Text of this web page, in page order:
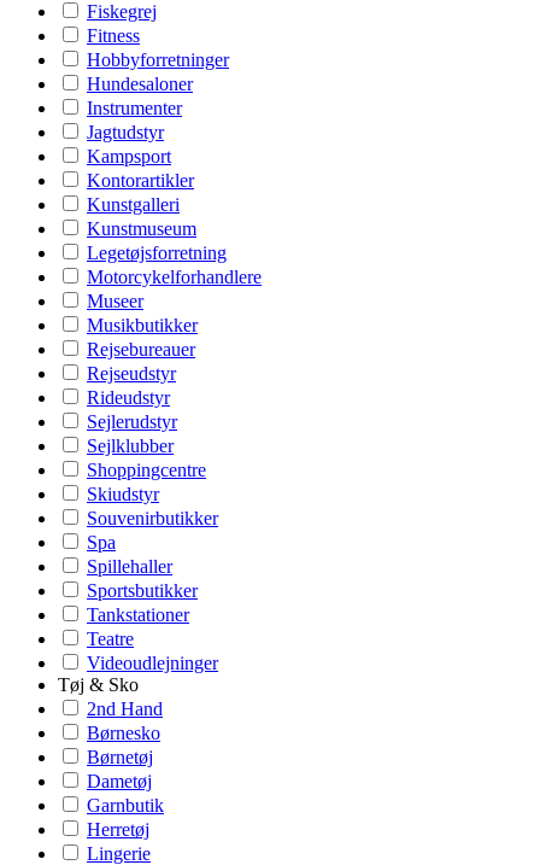
Fiskegrej
Fitness
Hobbyforretninger
Hundesaloner
Instrumenter
Jagtudstyr
Kampsport
Kontorartikler
Kunstgalleri
Kunstmuseum
Legetøjsforretning
Motorcykelforhandlere
Museer
Musikbutikker
Rejsebureauer
Rejseudstyr
Rideudstyr
Sejlerudstyr
Sejlklubber
Shoppingcentre
Skiudstyr
Souvenirbutikker
Spa
Spillehaller
Sportsbutikker
Tankstationer
Teatre
Videoudlejninger
Tøj & Sko
2nd Hand
Børnesko
Børnetøj
Dametøj
Garnbutik
Herretøj
Lingerie